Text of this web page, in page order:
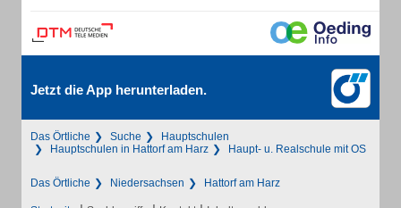
Jetzt die App herunterladen.
Das Örtliche Suche
Hauptschulen
Hauptschulen in Hattorf am Harz
Haupt- u. Realschule mit OS
Das Örtliche Niedersachsen Hattorf am Harz